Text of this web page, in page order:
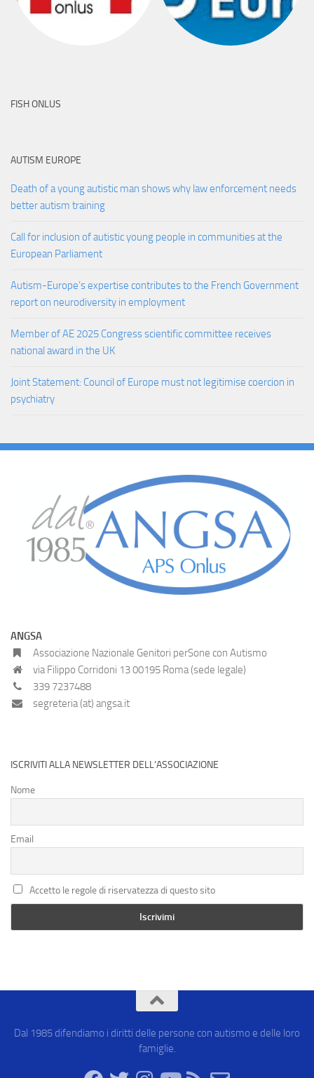
FISH ONLUS
AUTISM EUROPE
Death of a young autistic man shows why law enforcement needs
better autism training
Call for inclusion of autistic young people in communities at the
European Parliament
Autism-Europe’s expertise contributes to the French Government
report on neurodiversity in employment
Member of AE 2025 Congress scientific committee receives
national award in the UK
Joint Statement: Council of Europe must not legitimise coercion in
psychiatry
ANGSA
Associazione Nazionale Genitori perSone con Autismo
via Filippo Corridoni 13 00195 Roma (sede legale)
339 7237488
segreteria (at) angsa.it
ISCRIVITI ALLA NEWSLETTER DELL’ASSOCIAZIONE
Nome
Email
Accetto le regole di riservatezza di questo sito
Dal 1985 difendiamo i diritti delle persone con autismo e delle loro
famiglie.